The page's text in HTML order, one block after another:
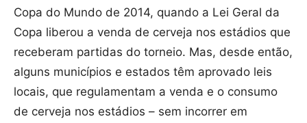
Copa do Mundo de 2014, quando a Lei Geral da
Copa liberou a venda de cerveja nos estádios que
receberam partidas do torneio. Mas, desde então,
alguns municípios e estados têm aprovado leis
locais, que regulamentam a venda e o consumo
de cerveja nos estádios – sem incorrer em